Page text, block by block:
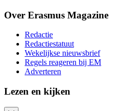
Over Erasmus Magazine
Redactie
Redactiestatuut
Wekelijkse nieuwsbrief
Regels reageren bij EM
Adverteren
Lezen en kijken